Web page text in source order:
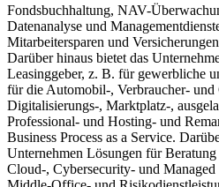
Fondsbuchhaltung, NAV-
Datenanalyse und
Mitarbeitersparen und
Darüber hinaus bietet das
Leasinggeber, z. B. für gewerbliche
für die Automobil-, Verbraucher- und
Digitalisierungs-, Marktplatz-,
Professional- und Hosting- und
Business Process as a Service.
Unternehmen Lösungen für
Cloud-, Cybersecurity- und Managed